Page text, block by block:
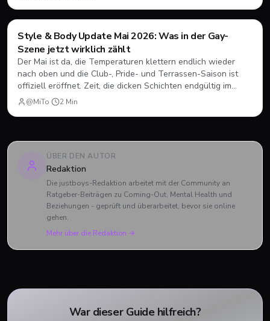
Style & Body
Style & Body Update Mai 2026: Was in der Gay-
Szene jetzt wirklich zählt
Der Mai ist da, die Temperaturen klettern endlich wieder
nach oben und die Club-, Pride- und Terrassen-Saison ist
offiziell eröffnet. Zeit, die dicken Schichten endgültig im
Schrank zu verstauen! Aber was ist im Frühsommer 2026
eigentlich angesagt? Wir werfen einen Blick auf die
@MiTo· 2 Min
ÜBER DEN AUTOR
Redaktion
Die justboys-Redaktion arbeitet mit der Community an
Ratgeber-Beiträgen zu Coming-Out, Mental Health und
Beziehungen - geprüft und überarbeitet, bevor sie online
gehen.
Mehr über die Redaktion →
War dieser Guide hilfreich?